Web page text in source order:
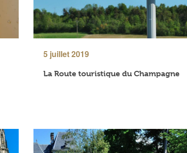
5 juillet 2019
La Route touristique du Champagne